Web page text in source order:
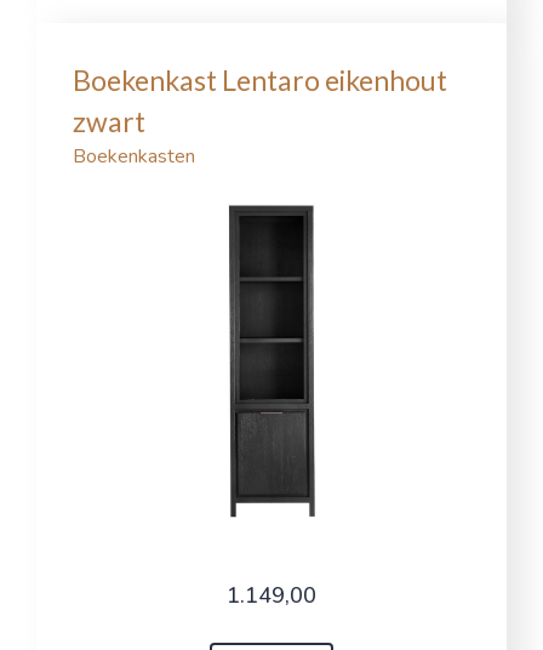
Boekenkast Lentaro eikenhout
zwart
Boekenkasten
1.149,00